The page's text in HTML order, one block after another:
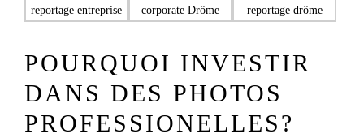
POURQUOI INVESTIR
DANS DES PHOTOS
PROFESSIONELLES?